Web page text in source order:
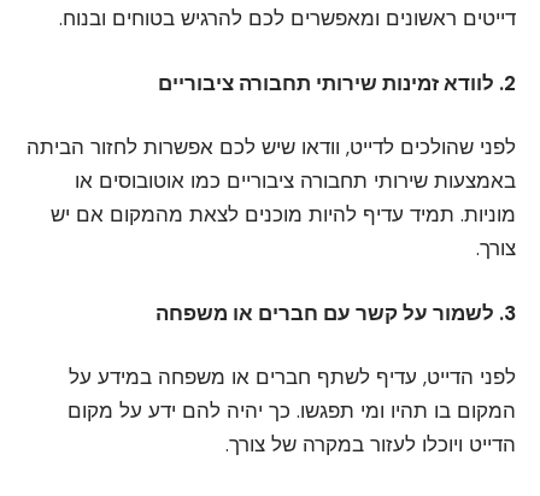
דייטים ראשונים ומאפשרים לכם להרגיש בטוחים ובנוח.
2. לוודא זמינות שירותי תחבורה ציבוריים
לפני שהולכים לדייט, וודאו שיש לכם אפשרות לחזור הביתה
באמצעות שירותי תחבורה ציבוריים כמו אוטובוסים או
מוניות. תמיד עדיף להיות מוכנים לצאת מהמקום אם יש
צורך.
3. לשמור על קשר עם חברים או משפחה
לפני הדייט, עדיף לשתף חברים או משפחה במידע על
המקום בו תהיו ומי תפגשו. כך יהיה להם ידע על מקום
הדייט ויוכלו לעזור במקרה של צורך.